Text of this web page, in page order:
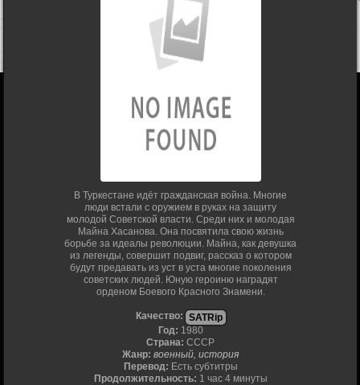
В Туркестане идёт гражданская война. Многие
люди встали с оружием в руках на защиту
молодой Советской власти. Среди них и молодая
Майна Хасанова. Она посвятила свою жизнь
борьбе за идеалы революции. Майна, как девушка
из легенды, совершит подвиг, рассказ о котором
будут предавать из уст в уста многие поколения
советских людей. Юную героиню наградят
орденом Боевого Красного Знамени.
Качество: SATRip
Год: 1980
Страна: СССР
Жанр: военный, история
Перевод: Есть субтитры
Продолжительность: 1 час 4 минуты